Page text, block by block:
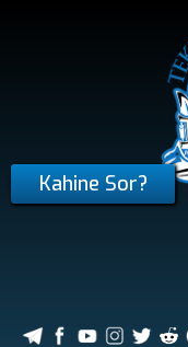
Kahine Sor?